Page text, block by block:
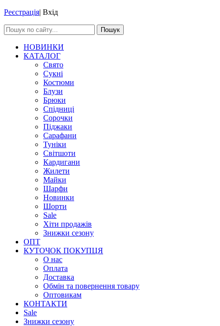
Реєстрація| Вхід
Пошук
НОВИНКИ
КАТАЛОГ
Свято
Сукні
Костюми
Блузи
Брюки
Спідниці
Сорочки
Піджаки
Сарафани
Туніки
Світшоти
Кардигани
Жилети
Майки
Шарфи
Новинки
Шорти
Sale
Хіти продажів
Знижки сезону
ОПТ
КУТОЧОК ПОКУПЦЯ
О нас
Оплата
Доставка
Обмін та повернення товару
Оптовикам
КОНТАКТИ
Sale
Знижки сезону